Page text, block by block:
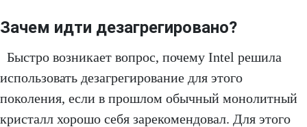
Зачем идти дезагрегировано?
Быстро возникает вопрос, почему Intel решила
использовать дезагрегирование для этого
поколения, если в прошлом обычный монолитный
кристалл хорошо себя зарекомендовал. Для этого